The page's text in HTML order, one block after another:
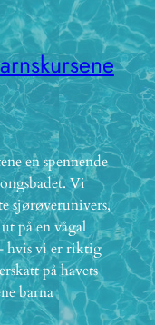
en spennende
Vi
sjørøverunivers,
på en vågal
hvis vi er riktig
på havets
barna